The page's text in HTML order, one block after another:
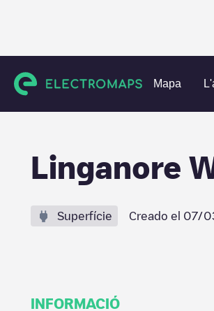
Mapa
Charging stations Estats Units
Linganore
Superfície Creado el 07/
INFORMACIÓ